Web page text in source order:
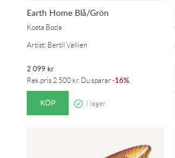
Earth Home Blå/Grön
Kosta Boda
Artist: Bertil Vallien
2 099kr
Rek.pris 2 500 kr. Du sparar-16%
KÖP I lager.